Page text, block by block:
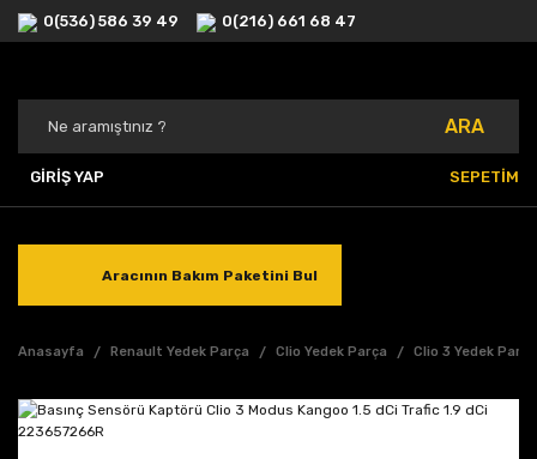
0(536) 586 39 49 0(216) 661 68 47
ARA
GİRİŞ YAP SEPETİM
Aracının Bakım Paketini Bul
Anasayfa Renault Yedek Parça Clio Yedek Parça Clio 3 Yedek